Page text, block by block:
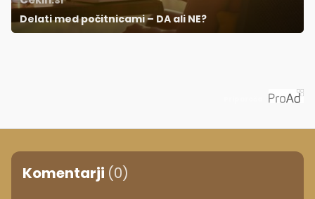
Delati med počitnicami – DA ali NE?
Komentarji (0)